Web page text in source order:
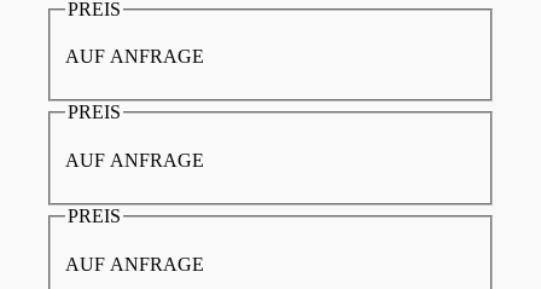
PREIS
AUF ANFRAGE
PREIS
AUF ANFRAGE
PREIS
AUF ANFRAGE